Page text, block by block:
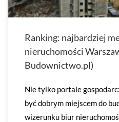
Ranking: najbardziej
nieruchomości
Budownictwo.pl)
Nie tylko portale
być dobrym miejscem do
wizerunku biur